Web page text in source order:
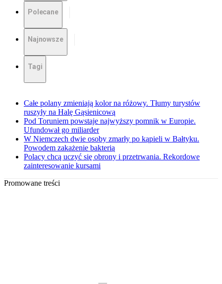
Polecane
Najnowsze
Tagi
Całe polany zmieniają kolor na różowy. Tłumy turystów
ruszyły na Halę Gąsienicową
Pod Toruniem powstaje najwyższy pomnik w Europie.
Ufundował go miliarder
W Niemczech dwie osoby zmarły po kąpieli w Bałtyku.
Powodem zakażenie bakterią
Polacy chcą uczyć się obrony i przetrwania. Rekordowe
zainteresowanie kursami
Promowane treści